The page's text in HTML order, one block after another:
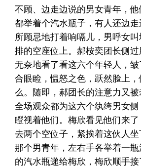
不顾、边走边说的男女青年，
都举着个汽水瓶子，有人还边
所顾忌地打着响嗝儿，男呼女
排的空座位上。郝桉奕团长侧过
无奈地看了看这六个年轻人，
合眼睑，愠怒之色，跃然脸上
么。随即，郝团长的注意力又被
全场观众都为这六个纨绔男女
瞪视着他们。梅欣看见他们来
去两个空位子，紧挨着这伙人
那个男青年，左右手各举着一
的汽水瓶递给梅欣，梅欣顺手